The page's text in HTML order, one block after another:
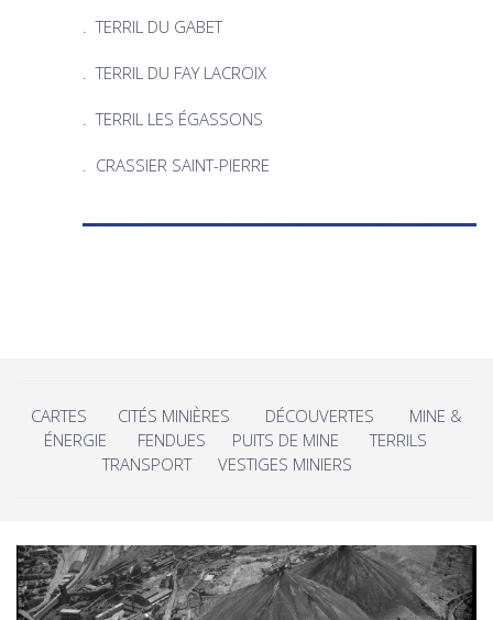
.TERRIL DU GABET
.TERRIL DU FAY LACROIX
. TERRIL LES ÉGASSONS
. CRASSIER SAINT-PIERRE
CARTES CITÉS MINIÈRES DÉCOUVERTES
MINE &
ÉNERGIE
FENDUES PUITS DE MINE
TERRILS
TRANSPORT
VESTIGES MINIERS